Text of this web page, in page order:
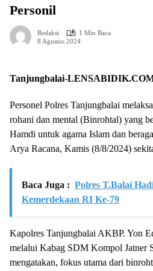
Personil
Redaksi
1 Min Baca
8 Agustus 2024
Tanjungbalai-
Personel Polres Tanjungbalai
rohani dan mental (Binrohtal) yang
Hamdi untuk agama Islam dan
Arya Racana, Kamis (8/8/2024)
Baca Juga : Polres T.Balai
Kemerdekaan RI Ke-79
Kapolres Tanjungbalai AKBP. Yon
melalui Kabag SDM Kompol Jatner
mengatakan, fokus utama dari